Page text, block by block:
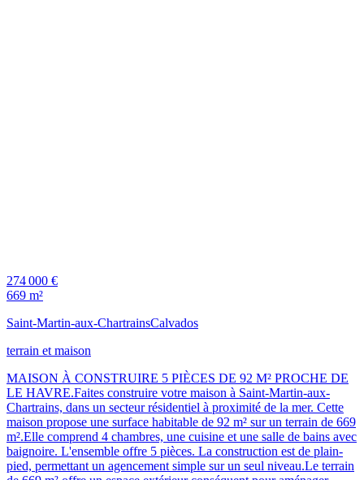
274 000 €
669 m²
Saint-Martin-aux-ChartrainsCalvados
terrain et maison
MAISON À CONSTRUIRE 5 PIÈCES DE 92 M² PROCHE DE
LE HAVRE.Faites construire votre maison à Saint-Martin-aux-
Chartrains, dans un secteur résidentiel à proximité de la mer. Cette
maison propose une surface habitable de 92 m² sur un terrain de 669
m².Elle comprend 4 chambres, une cuisine et une salle de bains avec
baignoire. L'ensemble offre 5 pièces. La construction est de plain-
pied, permettant un agencement simple sur un seul niveau.Le terrain